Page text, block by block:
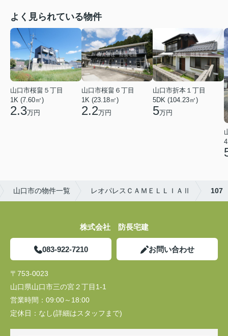
よく見られている物件
山口市桜畠５丁目
1K (7.60㎡)
2.3万円
山口市桜畠６丁目
1K (23.18㎡)
2.2万円
山口市折本１丁目
5DK (104.23㎡)
5万円
山口市の物件一覧 レオパレスＣＡＭＥＬＬＩＡⅡ 107
株式会社 防長宅建
083-922-7210 お問い合わせ
〒753-0023
山口県山口市三の宮２丁目1-1
営業時間： 09:00～18:00
定休日： なし(詳細はスタッフまで)